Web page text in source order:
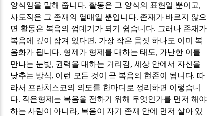
양식임을 말해 줍니다. 활동은 그 양식의 표현일 뿐이고,
사도직은 그 존재의 열매일 뿐입니다. 존재가 바르지 않으
면 활동은 복음의 껍데기가 되기 쉽습니다. 그러나 존재가
복음에 깊이 잠겨 있다면 , 가장 작은 몸짓 하나도 이미 복
음화가 됩니다. 형제가 형제를 대하는 태도, 가난한 이를
만나는 눈빛, 권력을 대하는 거리감,세상 안에서 자신을
낮추는 방식, 이런 모든 것이 곧 복음의 현존이 됩니다. 따
라서 프란치스코의 의도를 한마디로 정리하면 이렇습니
다. 작은형제는 복음을 전하기 위해 무엇인가를 먼저 해야
하는 사람이 아니라, 복음이 자기 존재 안에 먼저 살아 있